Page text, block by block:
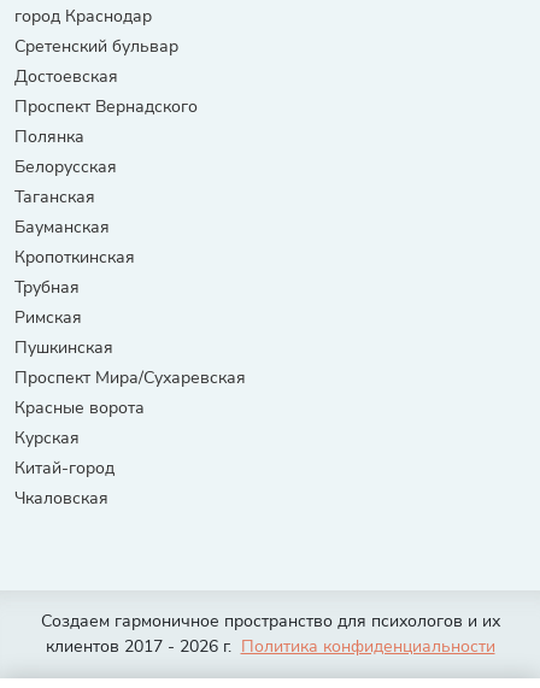
город Краснодар
Сретенский бульвар
Достоевская
Проспект Вернадского
Полянка
Белорусская
Таганская
Бауманская
Кропоткинская
Трубная
Римская
Пушкинская
Проспект Мира/Сухаревская
Красные ворота
Курская
Китай-город
Чкаловская
Создаем гармоничное пространство для психологов и их
клиентов 2017 - 2026 г. Политика конфиденциальности